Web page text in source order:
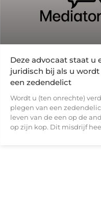
Deze advocaat staat u
juridisch bij als u
een zedendelict
Wordt u (ten onrechte)
plegen van een
leven van de een op de
op zijn kop. Dit misdrijf